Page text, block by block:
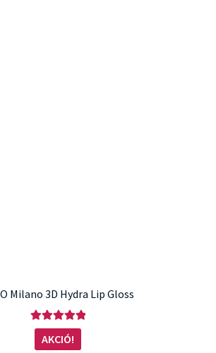
Milano 3D Hydra Lip Gloss
Értékelés:
5.00/ 5
AKCIÓ!